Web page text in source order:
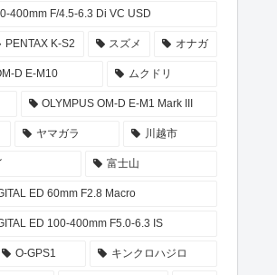
400mm F/4.5-6.3 Di VC USD
PENTAX K-S2 スズメ オナガ
D E-M10 ムクドリ
OLYMPUS OM-D E-M1 Mark III
ヤマガラ 川越市
富士山
ED 60mm F2.8 Macro
ED 100-400mm F5.0-6.3 IS
O-GPS1 キンクロハジロ